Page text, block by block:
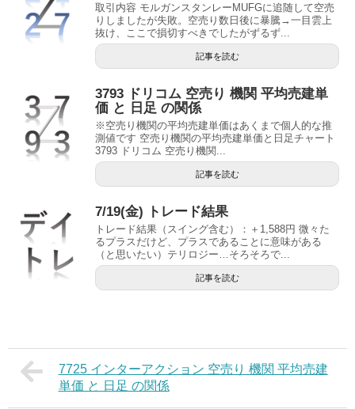
取引内容 モルガンスタンレーMUFGに追随して空売
りしましたが失敗。空売り数日後に暴騰→一目雲上
抜け、ここで損切すべきでしたがずるず...
記事を読む
3793 ドリコム 空売り 機関 平均売建単
価 と 日足 の関係
※空売り機関の平均売建単価はあくまで個人的な推
測値です 空売り機関の平均売建単価と日足チャート
3793 ドリコム 空売り機関...
記事を読む
7/19(金) トレード結果
トレード結果（スイング含む）：＋1,588円 微々た
るプラスだけど、プラスであることに意味がある
（と思いたい）テリロジー…そろそろで...
記事を読む
7725 インターアクション 空売り 機関 平均売建
単価 と 日足 の関係